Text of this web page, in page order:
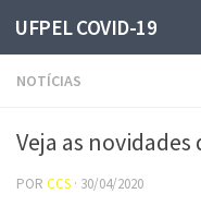
Skip to content
UFPEL COVID-19
NOTÍCIAS
Veja as
POR CCS · 30/04/2020